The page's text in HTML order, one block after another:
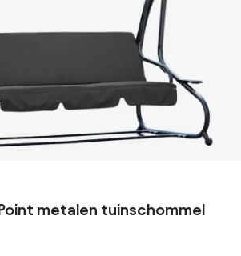
metalen tuinschommel